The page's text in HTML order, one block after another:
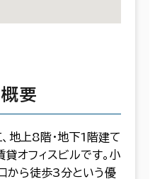
要
地上8階・地下1階建て
オフィスビルです。小
から徒歩3分という優